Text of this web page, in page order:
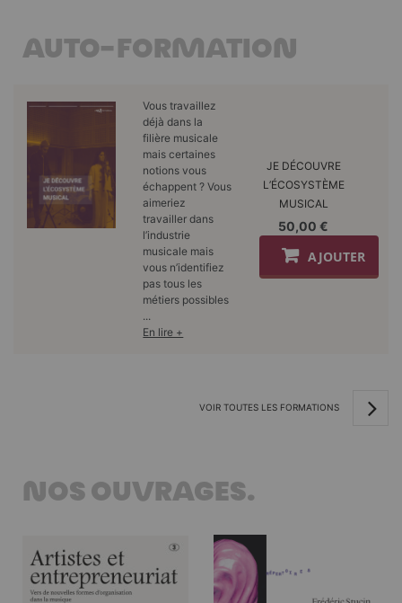
AUTO-FORMATION
Vous travaillez
déjà dans la
filière musicale
mais certaines
notions vous
échappent ? Vous
aimeriez
travailler dans
l’industrie
musicale mais
vous n’identifiez
pas tous les
métiers possibles
...
En lire +
JE DÉCOUVRE
L’ÉCOSYSTÈME
MUSICAL
50,00 €
AJOUTER
VOIR TOUTES LES FORMATIONS
NOS OUVRAGES.